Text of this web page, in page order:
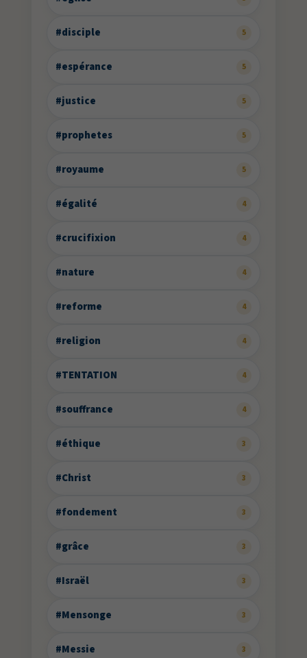
#disciple 5
#espérance 5
#justice 5
#prophetes 5
#royaume 5
#égalité 4
#crucifixion 4
#nature 4
#reforme 4
#religion 4
#TENTATION 4
#souffrance 4
#éthique 3
#Christ 3
#fondement 3
#grâce 3
#Israël 3
#Mensonge 3
#Messie 3